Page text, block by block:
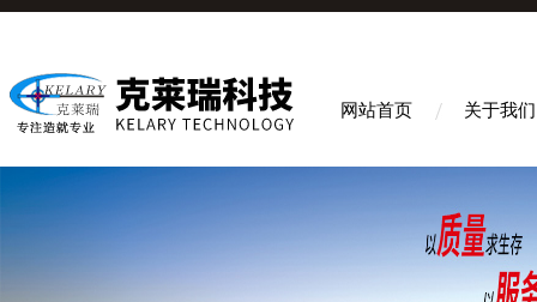
网站首页 关于我们